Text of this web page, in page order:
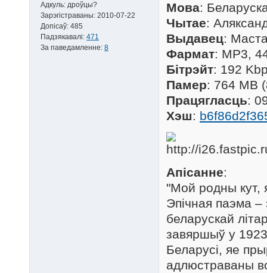
Адкуль: дроўцы?
Зарэгістраваны: 2010-07-22
Допісаў: 485
Падзякавалі: 471
За паведамленне: 8
Мова:
Чытае:
Выдавец:
Фармат: MP3,
Бітрэйт: 192
Памер: 764 MB
Працягласць:
Хэш:
Апісанне:
"Мой родны кут,
Эпічная паэма –
беларускай
завяршыў у
Беларусі, яе
адлюстраваны